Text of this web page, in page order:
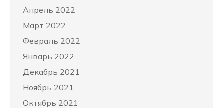
Апрель 2022
Март 2022
Февраль 2022
Январь 2022
Декабрь 2021
Ноябрь 2021
Октябрь 2021